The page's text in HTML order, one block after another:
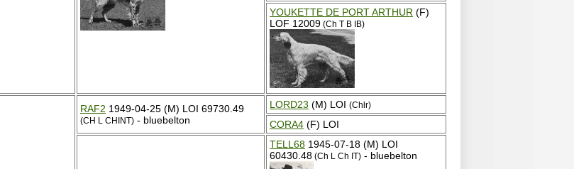
YOUKETTE DE PORT ARTHUR (F)
LOF 12009 (Ch T B IB)
RAF2 1949-04-25 (M) LOI 69730.49
(CH L CHINT) - bluebelton
LORD23 (M) LOI (Chlr)
CORA4 (F) LOI
TELL68 1945-07-18 (M) LOI
60430.48 (Ch L Ch IT) - bluebelton